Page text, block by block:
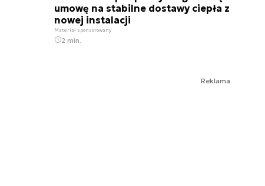
umowę na stabilne dostawy ciepła z
nowej instalacji
Materiał sponsorowany
2 min.
Reklama